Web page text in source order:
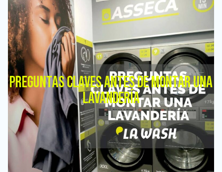
PREGUNTAS CLAVES ANTES DE MONTAR UNA
LAVANDERÍA